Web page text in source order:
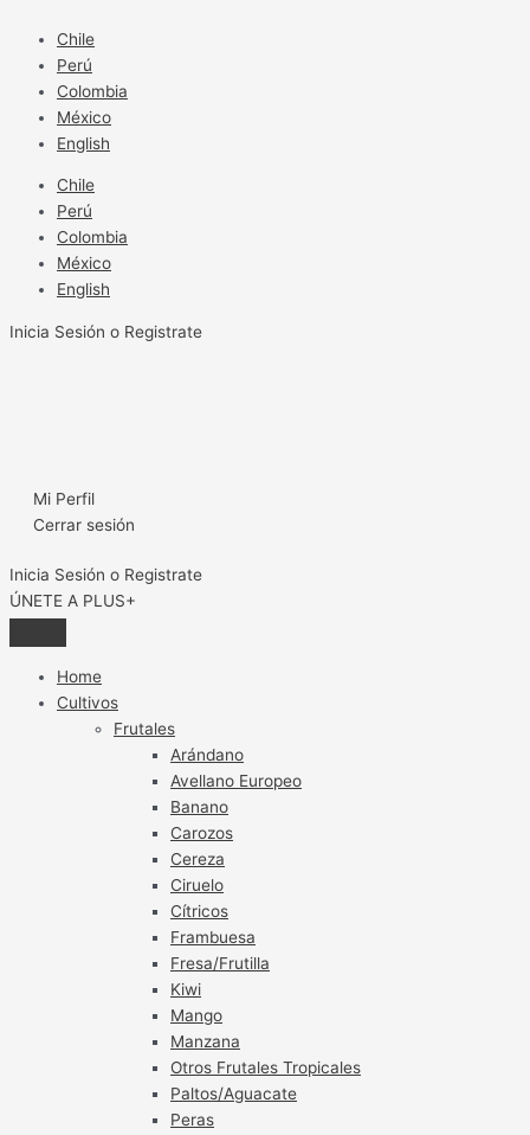
contenido
Chile
Perú
Colombia
México
English
Chile
Perú
Colombia
México
English
Inicia Sesión o Registrate
Mi Perfil
Cerrar sesión
Inicia Sesión o Registrate
ÚNETE A PLUS+
Home
Cultivos
Frutales
Arándano
Avellano Europeo
Banano
Carozos
Cereza
Ciruelo
Cítricos
Frambuesa
Fresa/Frutilla
Kiwi
Mango
Manzana
Otros Frutales Tropicales
Paltos/Aguacate
Peras